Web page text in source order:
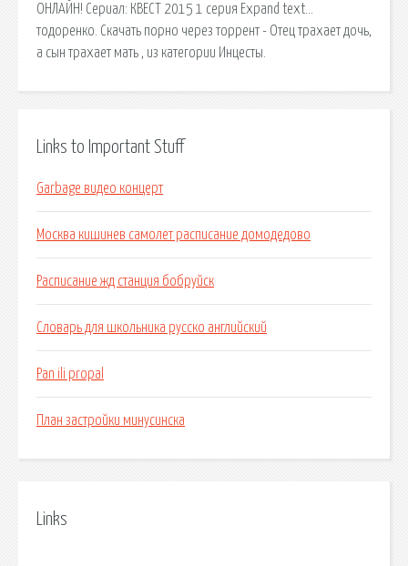
ОНЛАЙН! Сериал: КВЕСТ 2015 1 серия Expand text…
тодоренко. Скачать порно через торрент - Отец трахает дочь,
а сын трахает мать , из категории Инцесты.
Links to Important Stuff
Garbage видео концерт
Москва кишинев самолет расписание домодедово
Расписание жд станция бобруйск
Словарь для школьника русско английский
Pan ili propal
План застройки минусинска
Links